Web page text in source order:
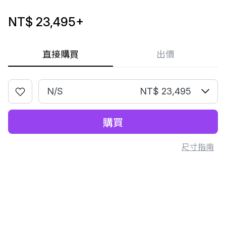
直接購買 出價
NT$ 23,495+
N/S NT$ 23,495
購買
尺寸指南